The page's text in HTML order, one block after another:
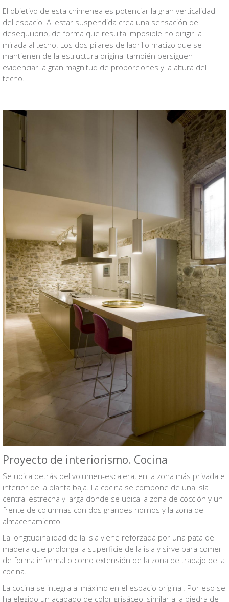
El objetivo de esta chimenea es potenciar la gran verticalidad
del espacio. Al estar suspendida crea una sensación de
desequilibrio, de forma que resulta imposible no dirigir la
mirada al techo. Los dos pilares de ladrillo macizo que se
mantienen de la estructura original también persiguen
evidenciar la gran magnitud de proporciones y la altura del
techo.
Proyecto de interiorismo. Cocina
Se ubica detrás del volumen-escalera, en la zona más privada e
interior de la planta baja. La cocina se compone de una isla
central estrecha y larga donde se ubica la zona de cocción y un
frente de columnas con dos grandes hornos y la zona de
almacenamiento.
La longitudinalidad de la isla viene reforzada por una pata de
madera que prolonga la superficie de la isla y sirve para comer
de forma informal o como extensión de la zona de trabajo de la
cocina.
La cocina se integra al máximo en el espacio original. Por eso se
ha elegido un acabado de color grisáceo, similar a la piedra de